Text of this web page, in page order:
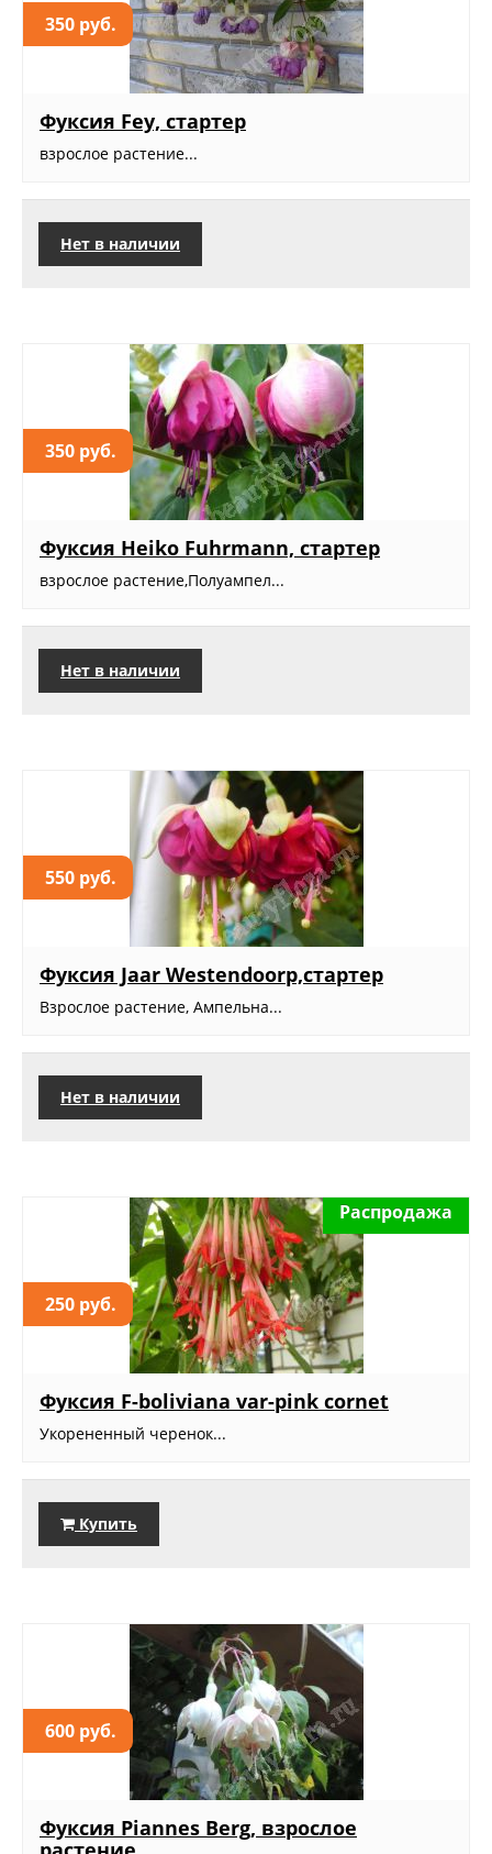
350 руб.
Фуксия Fey, стартер
взрослое растение...
Нет в наличии
350 руб.
Фуксия Heiko Fuhrmann, стартер
взрослое растение,Полуампел...
Нет в наличии
550 руб.
Фуксия Jaar Westendoorp,стартер
Взрослое растение, Ампельна...
Нет в наличии
250 руб.
Распродажа
Фуксия F-boliviana var-pink cornet
Укорененный черенок...
Купить
600 руб.
Фуксия Piannes Berg, взрослое